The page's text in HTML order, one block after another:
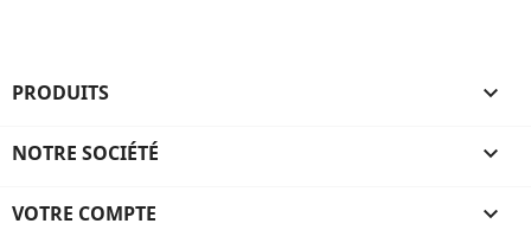
PRODUITS 
NOTRE SOCIÉTÉ 
VOTRE COMPTE 